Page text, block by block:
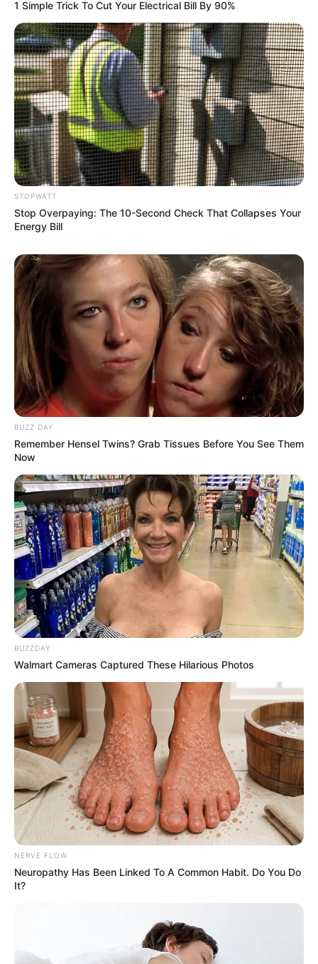
How To Get An Erection Even After 60!
MEDVI
This New Will Give You An Erection After +45
MEDVI
Everybody Wanted To Date Her In The 80s & This Is
Her Recently
BUZZ DAY
Sex Can Last 3 Hours Without Viagra, Try This
Recipe!
1 Simple Trick To Cut Your Electrical Bill By 90%
STOPWATT
Stop Overpaying: The 10-Second Check That Collapses Your
Energy Bill
BUZZ DAY
Remember Hensel Twins? Grab Tissues Before You See Them
Now
BUZZDAY
Walmart Cameras Captured These Hilarious Photos
NERVE FLOW
Neuropathy Has Been Linked To A Common Habit. Do You Do
It?